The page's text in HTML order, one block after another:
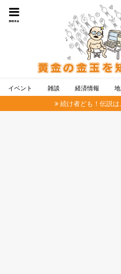
menu
イベント 雑談 経済情報
続け者ども！伝説は